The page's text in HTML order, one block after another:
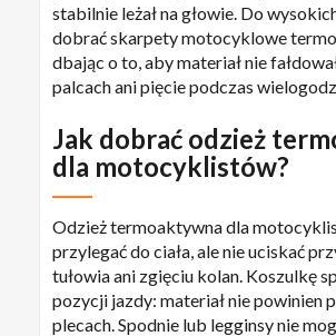
stabilnie leżał na głowie. Do
dobrać skarpety motocyklowe
dbając o to, aby materiał nie
palcach ani pięcie podczas
Jak dobrać odzież
dla motocyklistów?
Odzież termoaktywna dla
przylegać do ciała, ale nie uciskać
tułowia ani zgięciu kolan. Koszulkę
pozycji jazdy: materiał nie powinien
plecach. Spodnie lub legginsy nie